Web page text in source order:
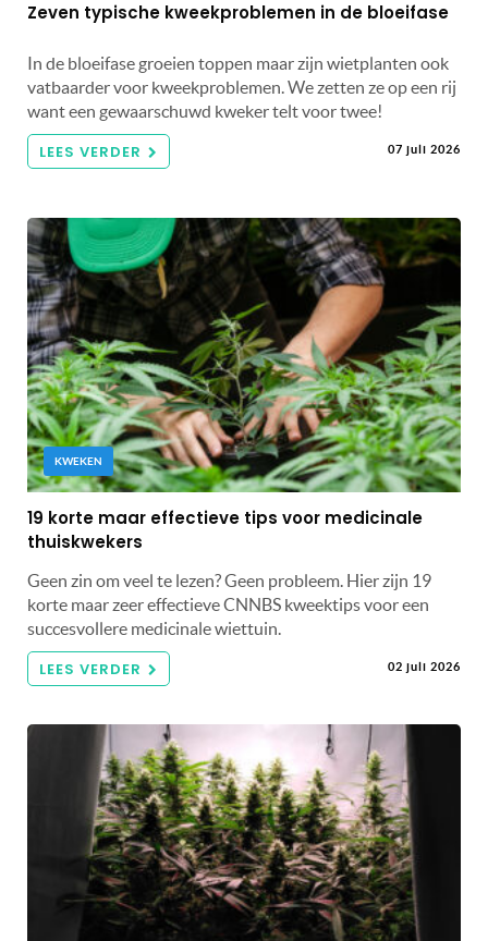
Zeven typische kweekproblemen in de bloeifase
In de bloeifase groeien toppen maar zijn wietplanten ook
vatbaarder voor kweekproblemen. We zetten ze op een rij
want een gewaarschuwd kweker telt voor twee!
LEES VERDER 07 juli 2026
KWEKEN
19 korte maar effectieve tips voor medicinale
thuiskwekers
Geen zin om veel te lezen? Geen probleem. Hier zijn 19
korte maar zeer effectieve CNNBS kweektips voor een
succesvollere medicinale wiettuin.
LEES VERDER 02 juli 2026